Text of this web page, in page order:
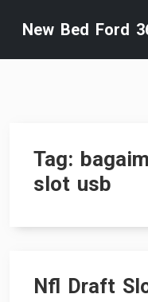
content
New Bed Ford
Tag:
slot usb
Nfl Draft